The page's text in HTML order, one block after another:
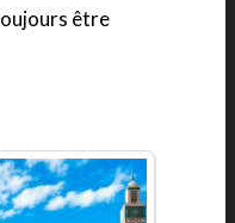
être